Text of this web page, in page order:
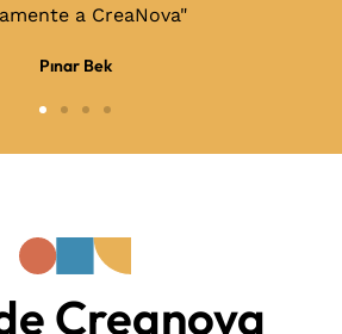
a CreaNova"
Pınar Bek
Creanova